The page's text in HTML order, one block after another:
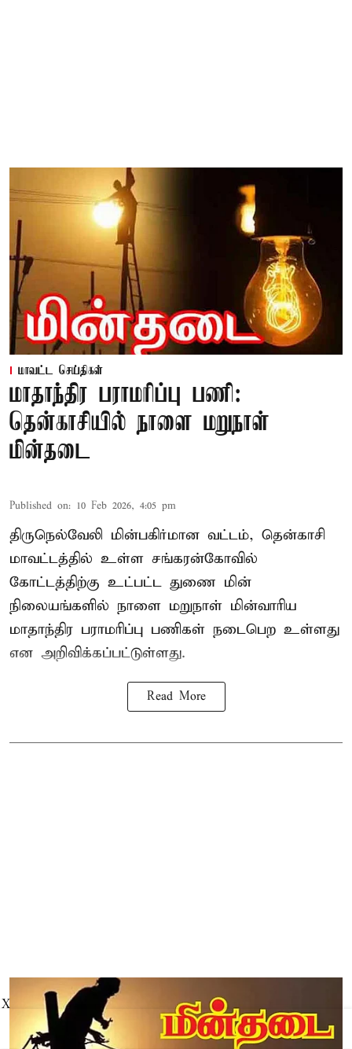
மாவட்ட செய்திகள்
மாதாந்திர பராமரிப்பு பணி:
தென்காசியில் நாளை மறுநாள்
மின்தடை
Published on: 10 Feb 2026, 4:05 pm
திருநெல்வேலி மின்பகிர்மான வட்டம், தென்காசி
மாவட்டத்தில் உள்ள சங்கரன்கோவில்
கோட்டத்திற்கு உட்பட்ட துணை மின்
நிலையங்களில் நாளை மறுநாள் மின்வாரிய
மாதாந்திர பராமரிப்பு பணிகள் நடைபெற உள்ளது
என அறிவிக்கப்பட்டுள்ளது.
Read More
X